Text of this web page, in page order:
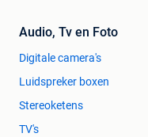
Audio, Tv en Foto
Digitale camera's
Luidspreker boxen
Stereoketens
TV's